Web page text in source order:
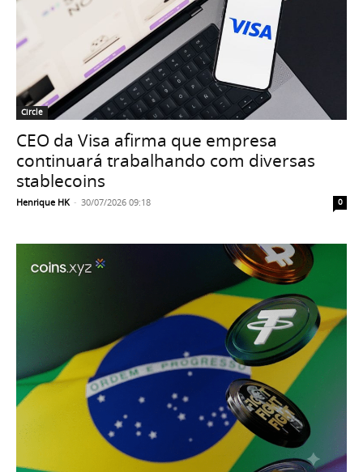
Circle
CEO da Visa afirma que empresa
continuará trabalhando com diversas
stablecoins
Henrique HK - 30/07/2026 09:18 0